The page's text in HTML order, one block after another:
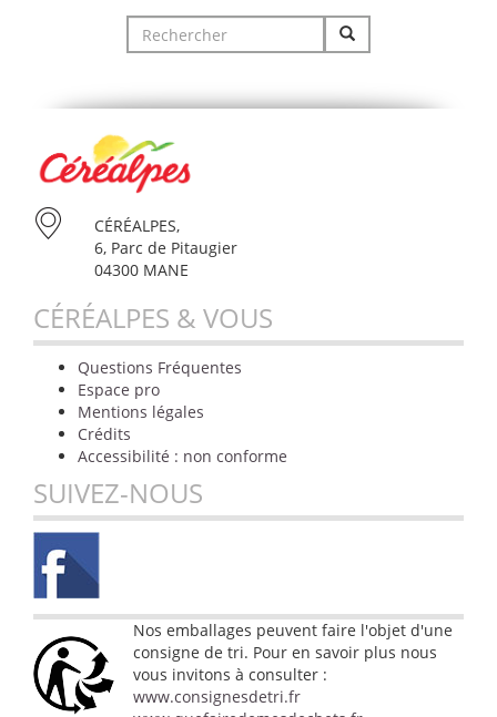
Search
for:
CÉRÉALPES,
6, Parc de Pitaugier
04300 MANE
CÉRÉALPES & VOUS
Questions Fréquentes
Espace pro
Mentions légales
Crédits
Accessibilité : non conforme
SUIVEZ-NOUS
Nos emballages peuvent faire l'objet d'une
consigne de tri. Pour en savoir plus nous
vous invitons à consulter :
www.consignesdetri.fr